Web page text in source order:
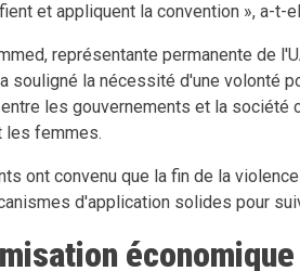
et appliquent la convention », a-t-
représentante permanente de
souligné la nécessité d'une volonté
les gouvernements et la
les femmes.
ont convenu que la fin de la
d'application solides pour
économique